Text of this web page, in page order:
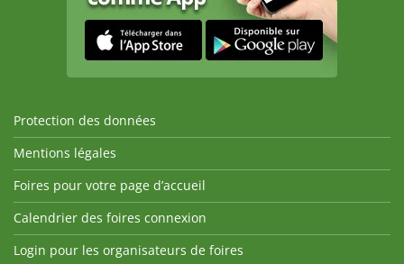
Protection des données
Mentions légales
Foires pour votre page d’accueil
Calendrier des foires connexion
Login pour les organisateurs de foires